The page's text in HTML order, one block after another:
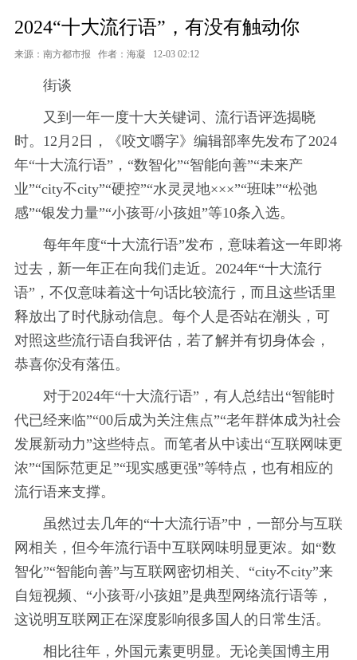
2024“十大流行语”，有没有触动你
来源：南方都市报 作者：海凝 12-03 02:12
街谈
又到一年一度十大关键词、流行语评选揭晓
时。12月2日，《咬文嚼字》编辑部率先发布了2024
年“十大流行语”，“数智化”“智能向善”“未来产
业”“city不city”“硬控”“水灵灵地×××”“班味”“松弛
感”“银发力量”“小孩哥/小孩姐”等10条入选。
每年年度“十大流行语”发布，意味着这一年即将
过去，新一年正在向我们走近。2024年“十大流行
语”，不仅意味着这十句话比较流行，而且这些话里
释放出了时代脉动信息。每个人是否站在潮头，可
对照这些流行语自我评估，若了解并有切身体会，
恭喜你没有落伍。
对于2024年“十大流行语”，有人总结出“智能时
代已经来临”“00后成为关注焦点”“老年群体成为社会
发展新动力”这些特点。而笔者从中读出“互联网味更
浓”“国际范更足”“现实感更强”等特点，也有相应的
流行语来支撑。
虽然过去几年的“十大流行语”中，一部分与互联
网相关，但今年流行语中互联网味明显更浓。如“数
智化”“智能向善”与互联网密切相关、“city不city”来
自短视频、“小孩哥/小孩姐”是典型网络流行语等，
这说明互联网正在深度影响很多国人的日常生活。
相比往年，外国元素更明显。无论美国博主用